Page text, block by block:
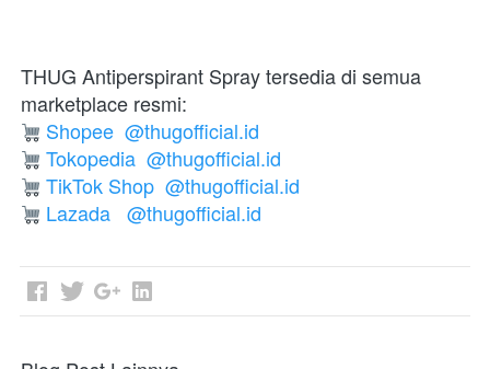
THUG Antiperspirant Spray tersedia di semua
marketplace resmi:
Shopee @thugofficial.id
Tokopedia @thugofficial.id
TikTok Shop @thugofficial.id
Lazada @thugofficial.id